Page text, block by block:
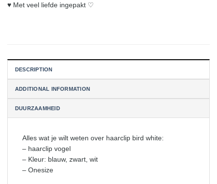
♥︎ Met veel liefde ingepakt ♡
DESCRIPTION
ADDITIONAL INFORMATION
DUURZAAMHEID
Alles wat je wilt weten over haarclip bird white:
– haarclip vogel
– Kleur: blauw, zwart, wit
– Onesize